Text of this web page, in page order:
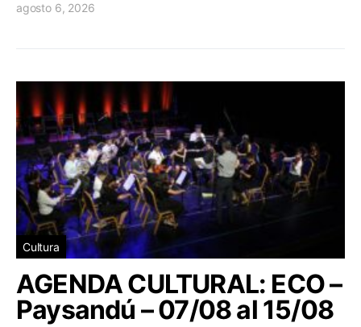
agosto 6, 2026
Cultura
AGENDA CULTURAL: ECO –
Paysandú – 07/08 al 15/08